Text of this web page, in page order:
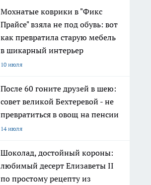
Мохнатые коврики в "Фикс
Прайсе" взяла не под обувь: вот
как превратила старую мебель
в шикарный интерьер
10 июля
После 60 гоните друзей в шею:
совет великой Бехтеревой - не
превратиться в овощ на пенсии
14 июля
Шоколад, достойный короны:
любимый десерт Елизаветы II
по простому рецепту из